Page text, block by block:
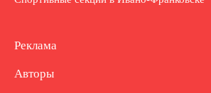
Реклама
Авторы